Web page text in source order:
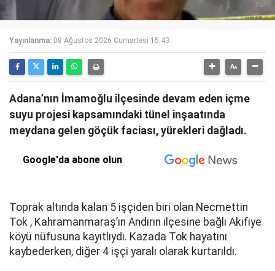
Yayınlanma: 08 Ağustos 2026 Cumartesi 15:43
Adana’nın İmamoğlu ilçesinde devam eden içme
suyu projesi kapsamındaki tünel inşaatında
meydana gelen göçük faciası, yürekleri dağladı.
Google'da abone olun
Toprak altında kalan 5 işçiden biri olan Necmettin
Tok , Kahramanmaraş’ın Andırın ilçesine bağlı Akifiye
köyü nüfusuna kayıtlıydı. Kazada Tok hayatını
kaybederken, diğer 4 işçi yaralı olarak kurtarıldı.